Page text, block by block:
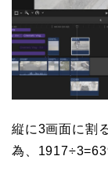
縦に3画面に割
為、